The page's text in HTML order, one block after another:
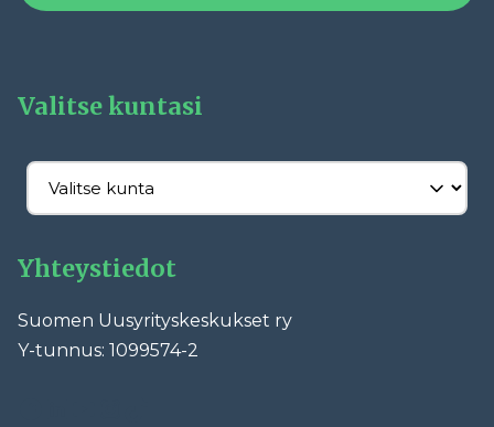
Valitse kuntasi
Yhteystiedot
Suomen Uusyrityskeskukset ry
Y-tunnus: 1099574-2